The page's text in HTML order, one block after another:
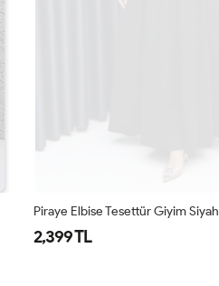
Piraye Elbise Tesettür Giyim Siyah
2,399 TL